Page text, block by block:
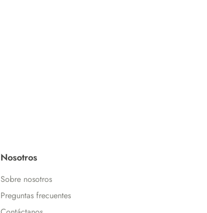
Nosotros
Sobre nosotros
Preguntas frecuentes